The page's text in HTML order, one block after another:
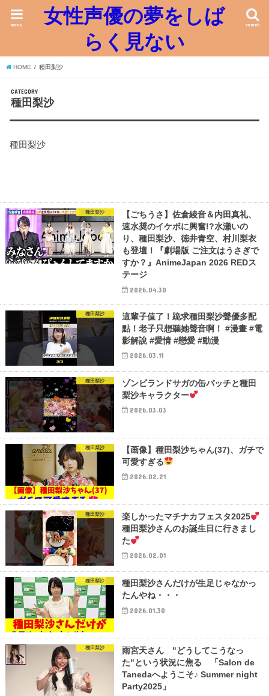
女性声優の夢をしば
らく見ない
search
menu
HOME 種田梨沙
CATEGORY
種田梨沙
種田梨沙
種田梨沙
【ごちうさ】佐倉綾音＆内田真礼、
速水奨のイケボに興奮!?水瀬いの
り、種田梨沙、徳井青空、村川梨衣
も登壇！『劇場版 ご注文はうさぎで
すか？』AnimeJapan 2026 REDス
テージ
2026.04.30
種田梨沙
這輩子值了！跪求種田梨沙聲優多配
點！老子只想聽她聲音啊！ #漫畫 #電
影解說 #愛情 #戀愛 #動漫
2026.03.11
種田梨沙
ゾンビランドサガの缶バッチと種田
梨沙キャラクター
2026.03.03
種田梨沙
【画像】種田梨沙ちゃん(37)、ガチで
可愛すぎる
2026.02.21
種田梨沙
楽しかったマチナカフェスタ2025
種田梨沙さんのお誕生日に行きまし
た
2026.02.01
種田梨沙
種田梨沙さんだけが生足じゃなかっ
たんやね・・・
2026.01.30
種田梨沙
雨宮天さん "どうしてこうなっ
た"という状況に焦る 「Salon de
Tanedaへようこそ♪ Summer night
Party2025」